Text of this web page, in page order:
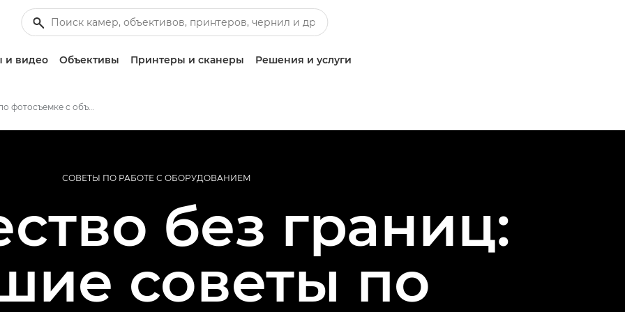
и видео Объективы Принтеры и сканеры Решения и услуги
Советы по фотосъемке с объективом 50 мм
СОВЕТЫ ПО РАБОТЕ С ОБОРУДОВАНИЕМ
без границ:
советы по